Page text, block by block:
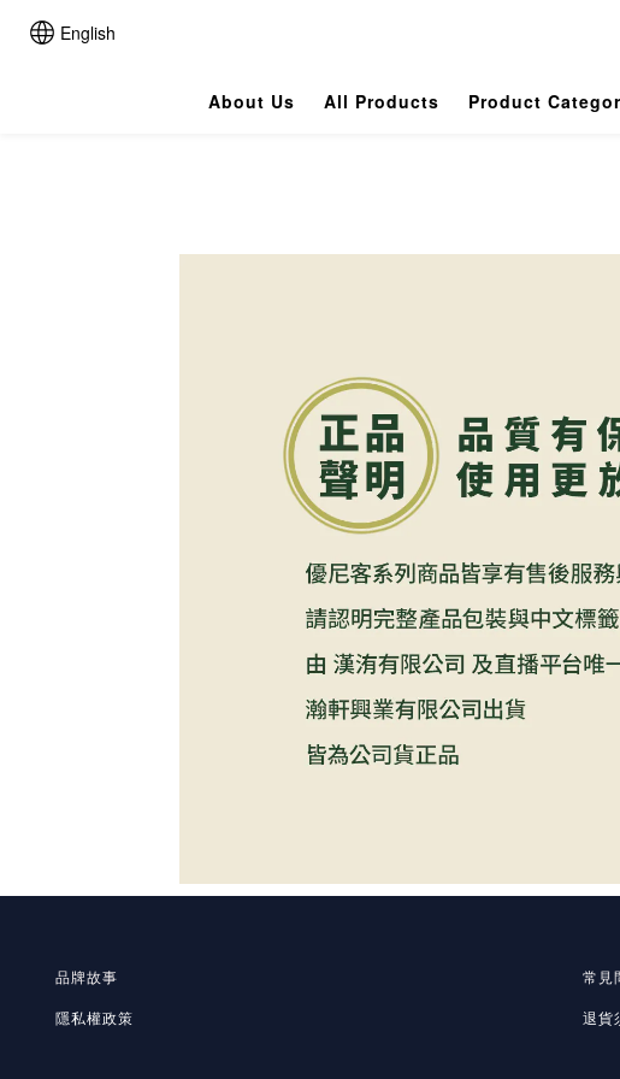
English
About Us All Products Product
品牌故事
隱私權政策
常見
退貨